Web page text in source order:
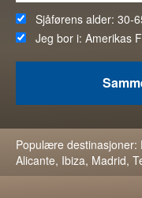
Sjåførens alder: 30-
Jeg bor i: Amerikas
Populære destinasjoner:
Alicante, Ibiza, Madrid,